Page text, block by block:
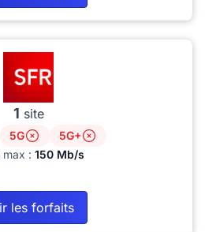
1 site
5G
5G+
max : 150 Mb/s
les forfaits